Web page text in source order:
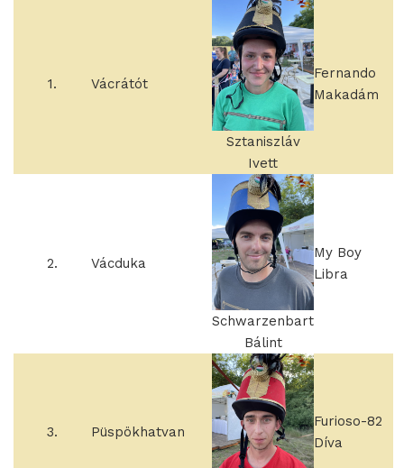
1. Vácrátót
Sztaniszláv
Ivett
Fernando
Makadám
2. Vácduka
Schwarzenbart
Bálint
My Boy
Libra
3. Püspökhatvan
Furioso-82
Díva